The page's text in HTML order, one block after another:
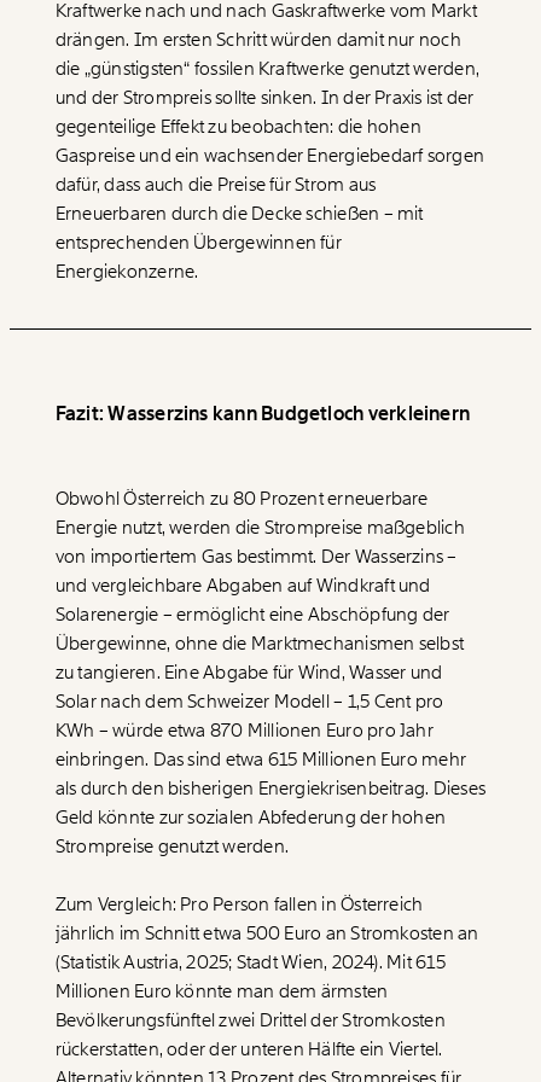
Kraftwerke nach und nach Gaskraftwerke vom Markt
drängen. Im ersten Schritt würden damit nur noch
die „günstigsten“ fossilen Kraftwerke genutzt werden,
und der Strompreis sollte sinken. In der Praxis ist der
gegenteilige Effekt zu beobachten: die hohen
Gaspreise und ein wachsender Energiebedarf sorgen
dafür, dass auch die Preise für Strom aus
Erneuerbaren durch die Decke schießen – mit
entsprechenden Übergewinnen für
Energiekonzerne.
Fazit: Wasserzins kann Budgetloch verkleinern
Obwohl Österreich zu 80 Prozent erneuerbare
Energie nutzt, werden die Strompreise maßgeblich
von importiertem Gas bestimmt. Der Wasserzins –
und vergleichbare Abgaben auf Windkraft und
Solarenergie – ermöglicht eine Abschöpfung der
Übergewinne, ohne die Marktmechanismen selbst
zu tangieren. Eine Abgabe für Wind, Wasser und
Solar nach dem Schweizer Modell – 1,5 Cent pro
KWh – würde etwa 870 Millionen Euro pro Jahr
einbringen. Das sind etwa 615 Millionen Euro mehr
als durch den bisherigen Energiekrisenbeitrag. Dieses
Geld könnte zur sozialen Abfederung der hohen
Strompreise genutzt werden.
Zum Vergleich: Pro Person fallen in Österreich
jährlich im Schnitt etwa 500 Euro an Stromkosten an
(Statistik Austria, 2025; Stadt Wien, 2024). Mit 615
Millionen Euro könnte man dem ärmsten
Bevölkerungsfünftel zwei Drittel der Stromkosten
rückerstatten, oder der unteren Hälfte ein Viertel.